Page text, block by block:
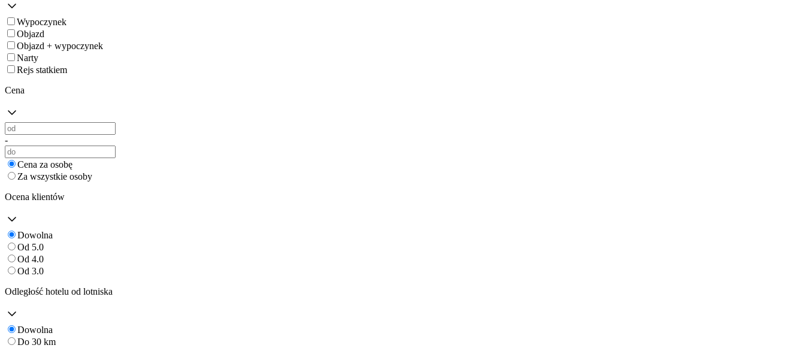
Wypoczynek
Objazd
Objazd + wypoczynek
Narty
Rejs statkiem
Cena
-
Cena za osobę
Za wszystkie osoby
Ocena klientów
Dowolna
Od 5.0
Od 4.0
Od 3.0
Odległość hotelu od lotniska
Dowolna
Do 30 km